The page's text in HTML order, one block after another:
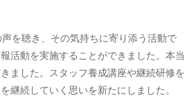
を聴き、その気持ちに寄り添う活動で
活動を実施することができました。本当
ました。スタッフ養成講座や継続研修を
継続していく思いを新たにしました。